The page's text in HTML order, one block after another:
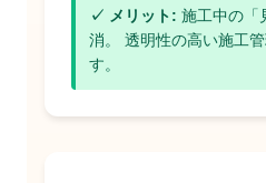
✓ メリット: 施工中の「
消。 透明性の高い施工
す。